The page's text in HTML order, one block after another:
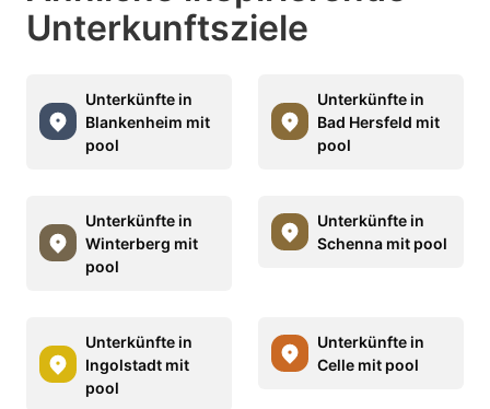
Unterkunftsziele
Unterkünfte in
Blankenheim mit
pool
Unterkünfte in
Bad Hersfeld mit
pool
Unterkünfte in
Winterberg mit
pool
Unterkünfte in
Schenna mit pool
Unterkünfte in
Ingolstadt mit
pool
Unterkünfte in
Celle mit pool